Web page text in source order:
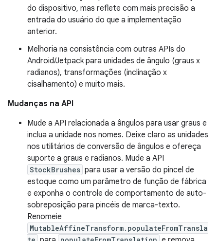
do dispositivo, mas reflete com mais precisão a
entrada do usuário do que a implementação
anterior.
Melhoria na consistência com outras APIs do
Android/Jetpack para unidades de ângulo (graus x
radianos), transformações (inclinação x
cisalhamento) e muito mais.
Mudanças na API
Mude a API relacionada a ângulos para usar graus e
inclua a unidade nos nomes. Deixe claro as unidades
nos utilitários de conversão de ângulos e ofereça
suporte a graus e radianos. Mude a API
StockBrushes para usar a versão do pincel de
estoque como um parâmetro de função de fábrica
e exponha o controle de comportamento de auto-
sobreposição para pincéis de marca-texto.
Renomeie
MutableAffineTransform.populateFromTransla